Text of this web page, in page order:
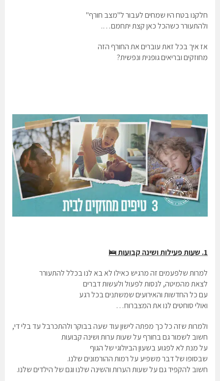
חלקנו בטח היו שמחים לעבור ל"מצב חורף"
ולהתעורר כשהכל כאן קצת יתחמם….
אז איך בכל זאת עוברים את החורף הזה
מחוזקים ובריאים גופנית ונפשית?
1. שעות פעילות ושינה קבועות 🛌
למרות שלפעמים זה מרגיש כאילו לא בא לנו בכלל להתעורר
לצאת מהמיטה, לנסות לפעול ולעשות דברים
עם כל החדשות והאירועים שמשתנים בכל רגע
ואולי סוחטים לנו את המצברוח…
ולמרות שזה כל כך מפתה לישון עוד שעה בבוקר ולהתכרבל עד בלי די,
חשוב לשמור גם בחורף על שעות ערות ושינה קבועות
על מנת לא לפגוע בשעון הביולוגי של הגוף
שבסופו של דבר משפיע על רמות ההורמונים שלנו.
חשוב להקפיד גם על שעות הערות והשינה שלנו וגם של הילדים שלנו.